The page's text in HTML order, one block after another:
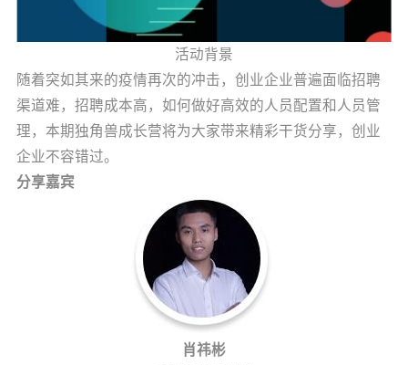
活动背景
随着突如其来的疫情再次的冲击，创业企业普遍面临招聘
渠道难，招聘成本高，如何做好高效的人员配置和人员管
理，本期独角兽成长营将为大家带来精彩干货分享，创业
企业不容错过。
分享嘉宾
肖祎彬